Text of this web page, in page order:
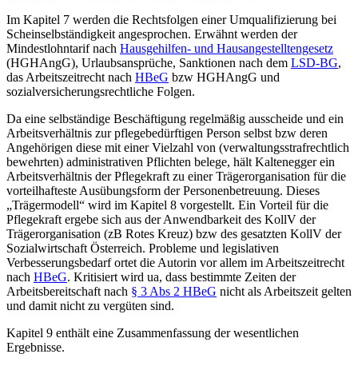
Im Kapitel 7 werden die Rechtsfolgen einer Umqualifizierung bei
Scheinselbständigkeit angesprochen. Erwähnt werden der
Mindestlohntarif nach Hausgehilfen- und Hausangestelltengesetz
(HGHAngG), Urlaubsansprüche, Sanktionen nach dem LSD-BG,
das Arbeitszeitrecht nach HBeG bzw HGHAngG und
sozialversicherungsrechtliche Folgen.
Da eine selbständige Beschäftigung regelmäßig ausscheide und ein
Arbeitsverhältnis zur pflegebedürftigen Person selbst bzw deren
Angehörigen diese mit einer Vielzahl von (verwaltungsstrafrechtlich
bewehrten) administrativen Pflichten belege, hält Kalteneggerein
Arbeitsverhältnis der Pflegekraft zu einer Trägerorganisation für die
vorteilhafteste Ausübungsform der Personenbetreuung. Dieses
„Trägermodell“ wird im Kapitel 8 vorgestellt. Ein Vorteil für die
Pflegekraft ergebe sich aus der Anwendbarkeit des KollV der
Trägerorganisation (zB Rotes Kreuz) bzw des gesatzten KollV der
Sozialwirtschaft Österreich. Probleme und legislativen
Verbesserungsbedarf ortet die Autorin vor allem im Arbeitszeitrecht
nach HBeG. Kritisiert wird ua, dass bestimmte Zeiten der
Arbeitsbereitschaft nach § 3 Abs 2 HBeG nicht als Arbeitszeit gelten
und damit nicht zu vergüten sind.
Kapitel 9 enthält eine Zusammenfassung der wesentlichen
Ergebnisse.